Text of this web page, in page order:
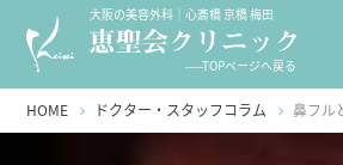
大阪の美容外科｜心斎橋 京橋 梅田
-----TOPページへ戻る
HOME ドクター・スタッフコラム 鼻フル